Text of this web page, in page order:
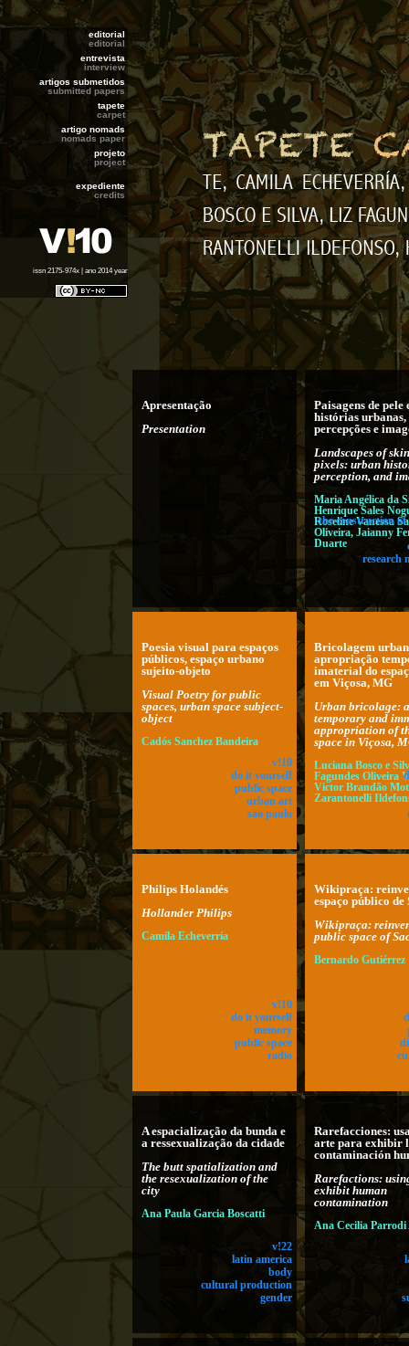
editorial
editorial
entrevista
interview
artigos submetidos
submitted papers
tapete
carpet
artigo nomads
nomads paper
projeto
project
expediente
credits
issn 2175-974x | ano 2014 year
Apresentação
Presentation
Paisagens de pele
histórias urbanas,
percepções e
Landscapes of
pixels: urban
perception, and
Maria Angélica da
Henrique Sales
Roseline Vanessa
Oliveira, Jaianny
Duarte
the construction
research
Poesia visual para espaços
públicos, espaço urbano
sujeito-objeto
Visual Poetry for public
spaces, urban space subject-
object
Cadós Sanchez Bandeira
v!10
do it yourself
public space
urban art
sao paulo
Bricolagem
apropriação
imaterial do
em Viçosa, MG
Urban bricolage:
temporary and
appropriation of
space in Viçosa,
Luciana Bosco e
Fagundes Oliveira
Victor Brandão
Zarantonelli
Philips Holandés
Hollander Philips
Camila Echeverría
v!10
do it yourself
memory
public space
radio
Wikipraça:
espaço público de
Wikipraça:
public space of
Bernardo Gutiérrez
A espacialização da bunda e
a ressexualização da cidade
The butt spatialization and
the resexualization of the
city
Ana Paula Garcia Boscatti
v!22
latin america
body
cultural production
gender
Rarefacciones:
arte para exhibir
contaminación
Rarefactions:
exhibit human
contamination
Ana Cecilia Parrodi